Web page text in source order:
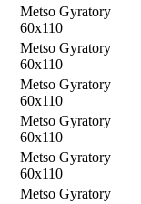
Metso Gyratory
60x110
Metso Gyratory
60x110
Metso Gyratory
60x110
Metso Gyratory
60x110
Metso Gyratory
60x110
Metso Gyratory